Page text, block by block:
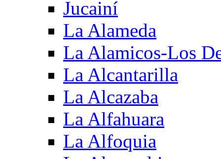
Jucainí
La Alameda
La Alamicos-Los
La Alcantarilla
La Alcazaba
La Alfahuara
La Alfoquia